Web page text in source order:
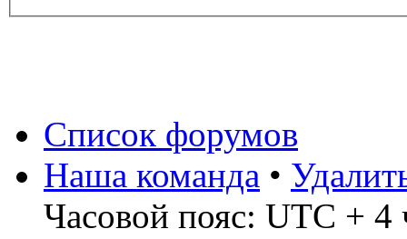
Список форумов
Наша команда •
Часовой пояс: UTC + 4